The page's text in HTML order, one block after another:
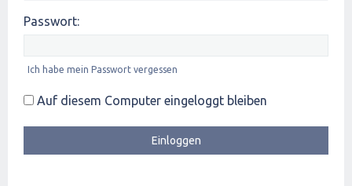
Passwort:
Ich habe mein Passwort vergessen
Auf diesem Computer eingeloggt bleiben